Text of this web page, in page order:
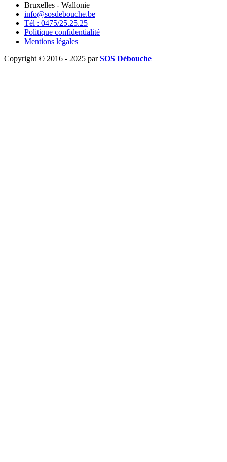
Bruxelles - Wallonie
info@sosdebouche.be
Tél : 0475/25.25.25
Politique confidentialité
Mentions légales
Copyright © 2016 - 2025 parSOS Débouche